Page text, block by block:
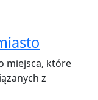
miejsca, które
z